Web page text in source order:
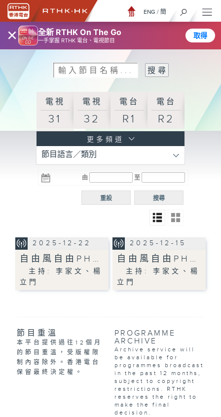
× 全新 RTHK On The Go
一手掌握 RTHK 電台、電視節目
取得
ENG / 簡
電視
31
電視
32
電台
R1
電台
R2
R3
電台 電台
R5
電台
普通
更多頻道
節目語言／類別
由 至
搜尋
重設
2025-12-22
自由風自由PH…
主持: 李家文、楊
立門
2025-12-15
自由風自由PH…
主持: 李家文、楊
立門
節目重溫
本平台提供過往12個月
的節目重溫，受版權限
制內容除外。香港電台
保留最終決定權。
PROGRAMME
ARCHIVE
Archive service will
be available for
programmes broadcast
in the past 12 months,
subject to copyright
restrictions. RTHK
reserves the right to
make the final
decision.